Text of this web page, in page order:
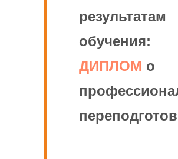
результатам
обучения:
ДИПЛОМ о